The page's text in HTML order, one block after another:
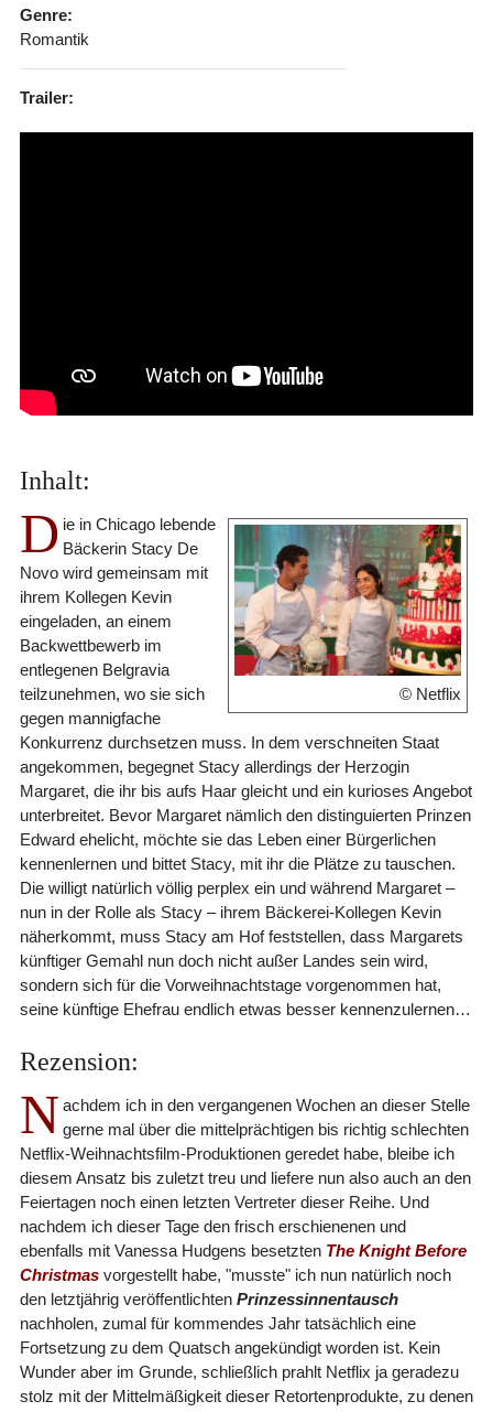
Genre:
Romantik
Trailer:
Inhalt:
© Netflix
D ie in Chicago lebende
Bäckerin Stacy De
Novo wird gemeinsam mit
ihrem Kollegen Kevin
eingeladen, an einem
Backwettbewerb im
entlegenen Belgravia
teilzunehmen, wo sie sich
gegen mannigfache
Konkurrenz durchsetzen muss. In dem verschneiten Staat
angekommen, begegnet Stacy allerdings der Herzogin
Margaret, die ihr bis aufs Haar gleicht und ein kurioses Angebot
unterbreitet. Bevor Margaret nämlich den distinguierten Prinzen
Edward ehelicht, möchte sie das Leben einer Bürgerlichen
kennenlernen und bittet Stacy, mit ihr die Plätze zu tauschen.
Die willigt natürlich völlig perplex ein und während Margaret –
nun in der Rolle als Stacy – ihrem Bäckerei-Kollegen Kevin
näherkommt, muss Stacy am Hof feststellen, dass Margarets
künftiger Gemahl nun doch nicht außer Landes sein wird,
sondern sich für die Vorweihnachtstage vorgenommen hat,
seine künftige Ehefrau endlich etwas besser kennenzulernen…
Rezension:
N achdem ich in den vergangenen Wochen an dieser Stelle
gerne mal über die mittelprächtigen bis richtig schlechten
Netflix-Weihnachtsfilm-Produktionen geredet habe, bleibe ich
diesem Ansatz bis zuletzt treu und liefere nun also auch an den
Feiertagen noch einen letzten Vertreter dieser Reihe. Und
nachdem ich dieser Tage den frisch erschienenen und
ebenfalls mit Vanessa Hudgens besetzten The Knight Before
Christmasvorgestellt habe, "musste" ich nun natürlich noch
den letztjährig veröffentlichten Prinzessinnentausch
nachholen, zumal für kommendes Jahr tatsächlich eine
Fortsetzung zu dem Quatsch angekündigt worden ist. Kein
Wunder aber im Grunde, schließlich prahlt Netflix ja geradezu
stolz mit der Mittelmäßigkeit dieser Retortenprodukte, zu denen